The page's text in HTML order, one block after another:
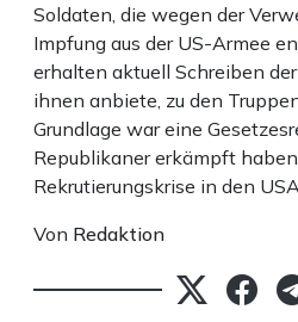
Soldaten, die wegen der
Impfung aus der US-Armee
erhalten aktuell Schreiben
ihnen anbiete, zu den
Grundlage war eine
Republikaner erkämpft
Rekrutierungskrise in den USA.
Von Redaktion